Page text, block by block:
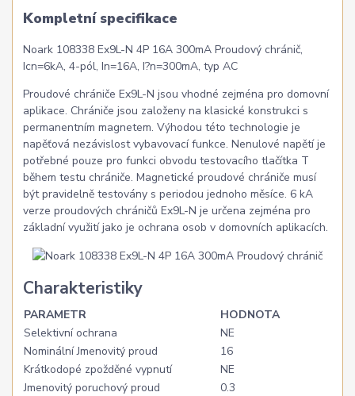
Kompletní specifikace
Noark 108338 Ex9L-N 4P 16A 300mA Proudový chránič,
Icn=6kA, 4-pól, In=16A, I?n=300mA, typ AC
Proudové chrániče Ex9L-N jsou vhodné zejména pro domovní
aplikace. Chrániče jsou založeny na klasické konstrukci s
permanentním magnetem. Výhodou této technologie je
napěťová nezávislost vybavovací funkce. Nenulové napětí je
potřebné pouze pro funkci obvodu testovacího tlačítka T
během testu chrániče. Magnetické proudové chrániče musí
být pravidelně testovány s periodou jednoho měsíce. 6 kA
verze proudových chráničů Ex9L-N je určena zejména pro
základní využití jako je ochrana osob v domovních aplikacích.
Charakteristiky
PARAMETR
HODNOTA
Selektivní ochrana
NE
Nominální Jmenovitý proud
16
Krátkodopé zpožděné vypnutí
NE
Jmenovitý poruchový proud
0.3